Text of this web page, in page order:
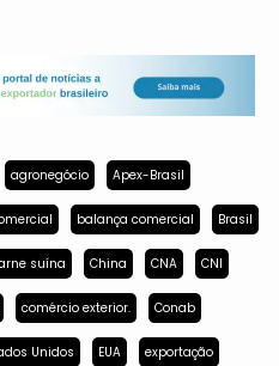
agronegócio Apex-Brasil
balança comercial Brasil
suína China CNA CNI
comércio exterior. Conab
Unidos EUA exportação